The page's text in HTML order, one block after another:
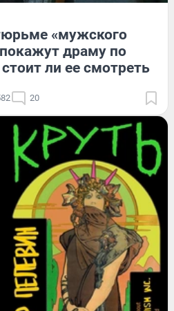
«мужского
драму по
ли ее смотреть
20